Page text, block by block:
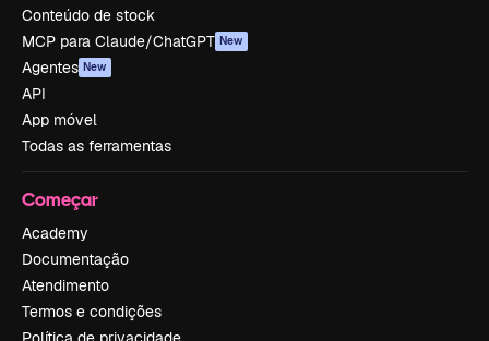
Conteúdo de stock
MCP para Claude/ChatGPT New
Agentes New
API
App móvel
Todas as ferramentas
Começar
Academy
Documentação
Atendimento
Termos e condições